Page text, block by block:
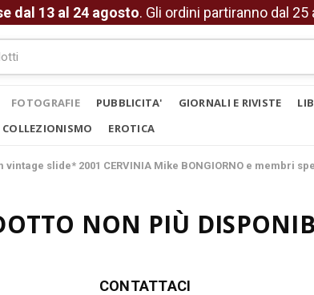
dal 13 al 24 agosto. Gli ordini partiranno dal
FOTOGRAFIE PUBBLICITA' GIORNALI E RIVISTE
EROTICA
vintage slide* 2001 CERVINIA Mike BONGIORNO e membri
NON PIÙ
CONTATTACI